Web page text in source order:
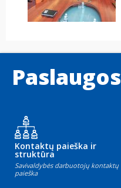
Paslaugos
Kontaktų paieška ir
struktūra
Savivaldybės darbuotojų kontaktų
paieška